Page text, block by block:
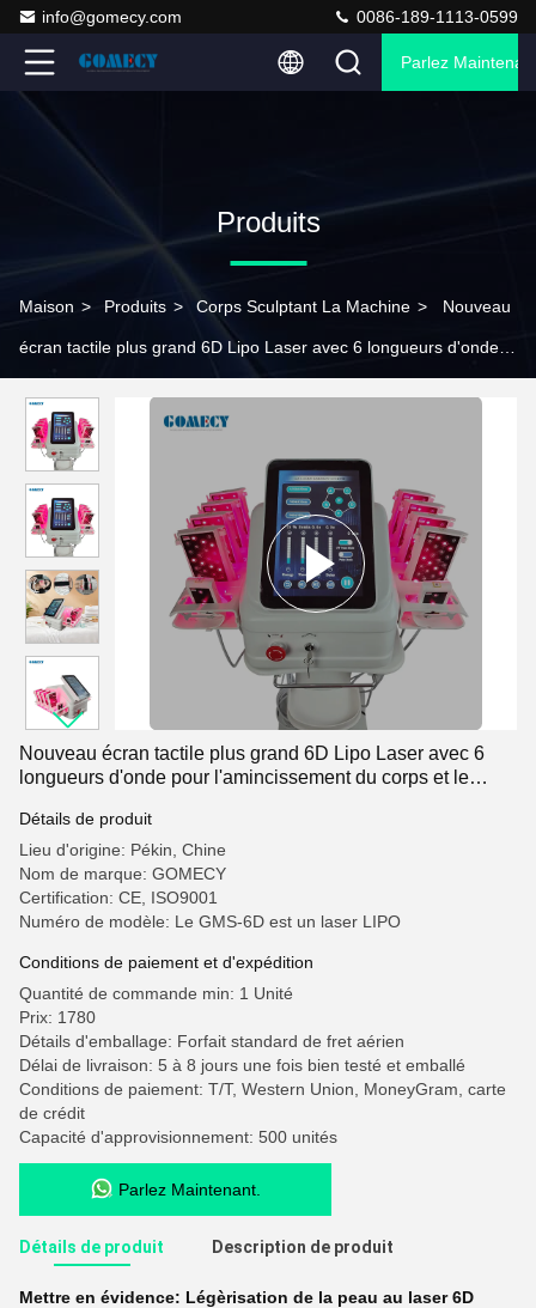
info@gomecy.com 0086-189-1113-0599
Parlez
Produits
Maison > Produits > Corps Sculptant La Machine > Nouveau
écran tactile plus grand 6D Lipo Laser avec 6 longueurs d'onde
Nouveau écran tactile plus grand 6D Lipo Laser avec 6
longueurs d'onde pour l'amincissement du corps et le
Détails de produit
Lieu d'origine: Pékin, Chine
Nom de marque: GOMECY
Certification: CE, ISO9001
Numéro de modèle: Le GMS-6D est un laser LIPO
Conditions de paiement et d'expédition
Quantité de commande min: 1 Unité
Prix: 1780
Détails d'emballage: Forfait standard de fret aérien
Délai de livraison: 5 à 8 jours une fois bien testé et emballé
Conditions de paiement: T/T, Western Union, MoneyGram, carte
de crédit
Capacité d'approvisionnement: 500 unités
Parlez Maintenant.
Détails de produit Description de produit
Mettre en évidence: Légèrisation de la peau au laser 6D